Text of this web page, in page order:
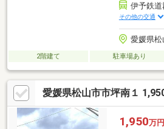
伊予鉄道
その他の交通
愛媛県
2階建て 駐車場あり
愛媛県松山市市坪南１
1,950万円